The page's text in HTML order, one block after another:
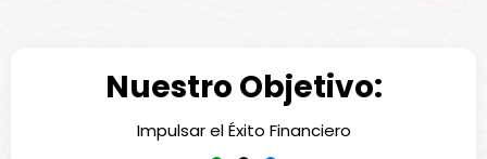
Nuestro Objetivo:
Impulsar el Éxito Financiero